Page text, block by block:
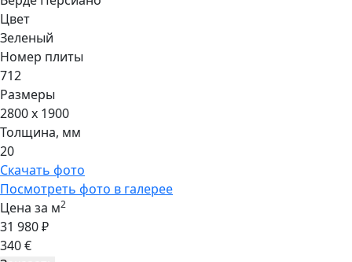
Цвет
Зеленый
Номер плиты
712
Размеры
2800 x 1900
Толщина, мм
20
Скачать фото
Посмотреть фото в галерее
Цена за м2
31 980 ₽
340 €